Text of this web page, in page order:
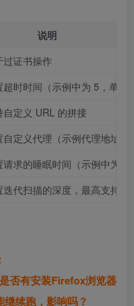
说明
过证书操作
超时时间（示例中为 5，单位
自定义 URL 的拼接
自定义代理（示例代理地址
请求的睡眠时间（示例中为 5
迭代扫描的深度，最高支持 3
否有安装Firefox浏览器
续跑，影响吗？